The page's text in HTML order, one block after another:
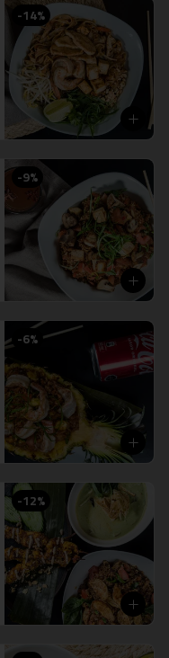
-14%
-9%
-6%
-12%